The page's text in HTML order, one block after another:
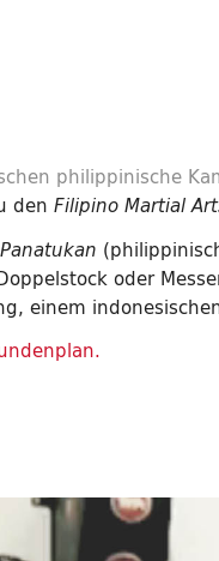
philippinische
denFilipino Martial
Panatukan
oder
einem